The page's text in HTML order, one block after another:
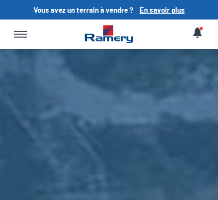
Vous avez un terrain à vendre ? En savoir plus